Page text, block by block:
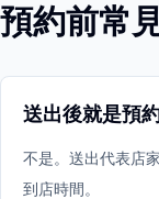
預約前常
送出後就是預
不是。送出代表店
到店時間。